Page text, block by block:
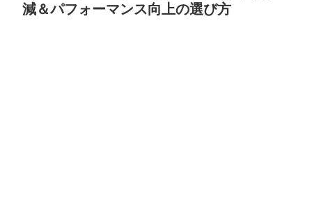
減＆パフォーマンス向上の選び方